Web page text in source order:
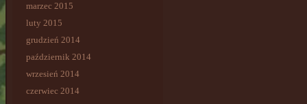
marzec 2015
luty 2015
grudzień 2014
październik 2014
wrzesień 2014
czerwiec 2014